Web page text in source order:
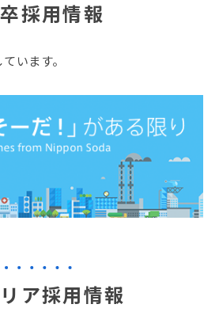
採用情報
います。
ア採用情報